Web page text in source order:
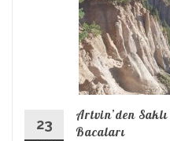
23
Artvin’den
Bacaları